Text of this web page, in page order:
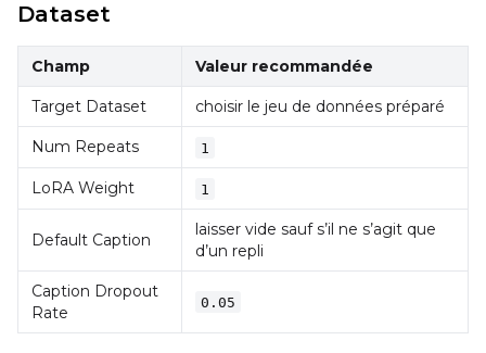
Width
Dataset
Champ Valeur recommandée
Target Dataset choisir le jeu de données préparé
Num Repeats 1
LoRA Weight 1
Default Caption
laisser vide sauf s’il ne s’agit que
d’un repli
Caption Dropout
Rate
0.05